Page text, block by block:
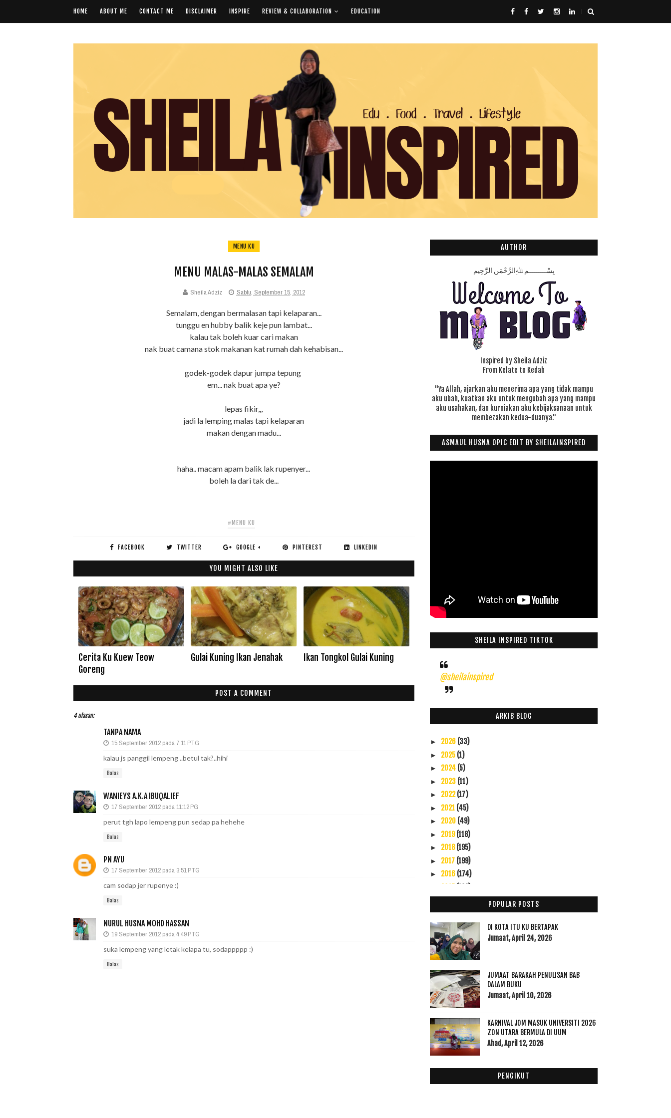
HOME ABOUT ME CONTACT ME DISCLAIMER INSPIRE REVIEW & COLLABORATION EDUCATION
MENU KU
MENU MALAS-MALAS SEMALAM
Sheila Adziz Sabtu, September 15, 2012
Semalam, dengan bermalasan tapi kelaparan...
tunggu en hubby balik keje pun lambat...
kalau tak boleh kuar cari makan
nak buat camana stok makanan kat rumah dah kehabisan...
godek-godek dapur jumpa tepung
em... nak buat apa ye?
lepas fikir,,,
jadi la lemping malas tapi kelaparan
makan dengan madu...
haha.. macam apam balik lak rupenyer...
boleh la dari tak de...
#MENU KU
FACEBOOK TWITTER GOOGLE + PINTEREST LINKEDIN
YOU MIGHT ALSO LIKE
Cerita Ku Kuew Teow
Goreng
Gulai Kuning Ikan Jenahak Ikan Tongkol Gulai Kuning
POST A COMMENT
4 ulasan:
TANPA NAMA
15 September 2012 pada 7:11 PTG
kalau js panggil lempeng ..betul tak?..hihi
Balas
WANIEYS A.K.A IBUQALIEF
17 September 2012 pada 11:12 PG
perut tgh lapo lempeng pun sedap pa hehehe
Balas
PN AYU
17 September 2012 pada 3:51 PTG
cam sodap jer rupenye :)
Balas
NURUL HUSNA MOHD HASSAN
19 September 2012 pada 4:49 PTG
suka lempeng yang letak kelapa tu, sodappppp :)
Balas
AUTHOR
بِسْـــــــــمِ ﷲِالرَّحْمَنِ الرَّحِيم
Inspired by Sheila Adziz
From Kelate to Kedah
"Ya Allah, ajarkan aku menerima apa yang tidak mampu
aku ubah, kuatkan aku untuk mengubah apa yang mampu
aku usahakan, dan kurniakan aku kebijaksanaan untuk
membezakan kedua-duanya."
ASMAUL HUSNA OPIC EDIT BY SHEILAINSPIRED
SHEILA INSPIRED TIKTOK
@sheilainspired
ARKIB BLOG
► 2026 (33)
► 2025 (1)
► 2024 (5)
► 2023 (11)
► 2022(17)
► 2021 (45)
► 2020 (49)
► 2019(118)
► 2018(195)
► 2017 (199)
► 2016 (174)
►2013(53)
▼2012 (100)
►Disember
►November(7)
▼September
(15)
Persediaan Berpantang part 1
check up for 37 weeks
Menu Ketika Berpantang Bersalin
Check up lagi....
Menu malas-malas semalam
Mulakan aktiviti mendobi baju baby
POPULAR POSTS
DI KOTA ITU KU BERTAPAK
Jumaat, April 24, 2026
JUMAAT BARAKAH PENULISAN BAB
DALAM BUKU
Jumaat, April 10, 2026
KARNIVAL JOM MASUK UNIVERSITI 2026
ZON UTARA BERMULA DI UUM
Ahad, April 12, 2026
PENGIKUT